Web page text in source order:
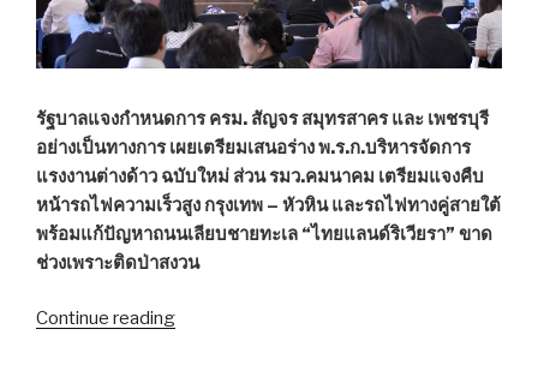
ของ
ประเทศ”
รัฐบาลแจงกำหนดการ ครม. สัญจร สมุทรสาคร และ เพชรบุรี
อย่างเป็นทางการ เผยเตรียมเสนอร่าง พ.ร.ก.บริหารจัดการ
แรงงานต่างด้าว ฉบับใหม่ ส่วน รมว.คมนาคม เตรียมแจงคืบ
หน้ารถไฟความเร็วสูง กรุงเทพ – หัวหิน และรถไฟทางคู่สายใต้
พร้อมแก้ปัญหาถนนเลียบชายทะเล “ไทยแลนด์ริเวียรา” ขาด
ช่วงเพราะติดป่าสงวน
Continue reading